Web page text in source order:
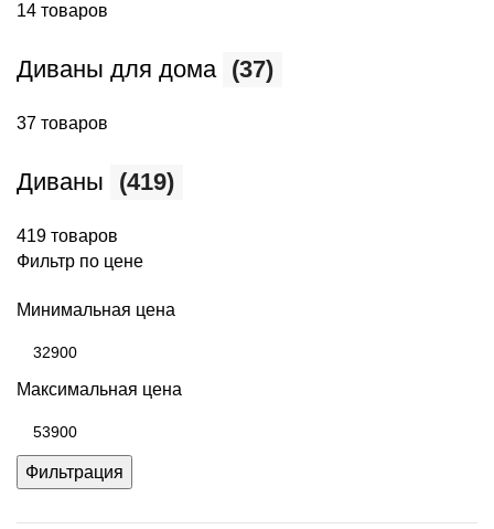
14 товаров
Диваны для дома (37)
37 товаров
Диваны (419)
419 товаров
Фильтр по цене
Минимальная цена
Максимальная цена
Фильтрация